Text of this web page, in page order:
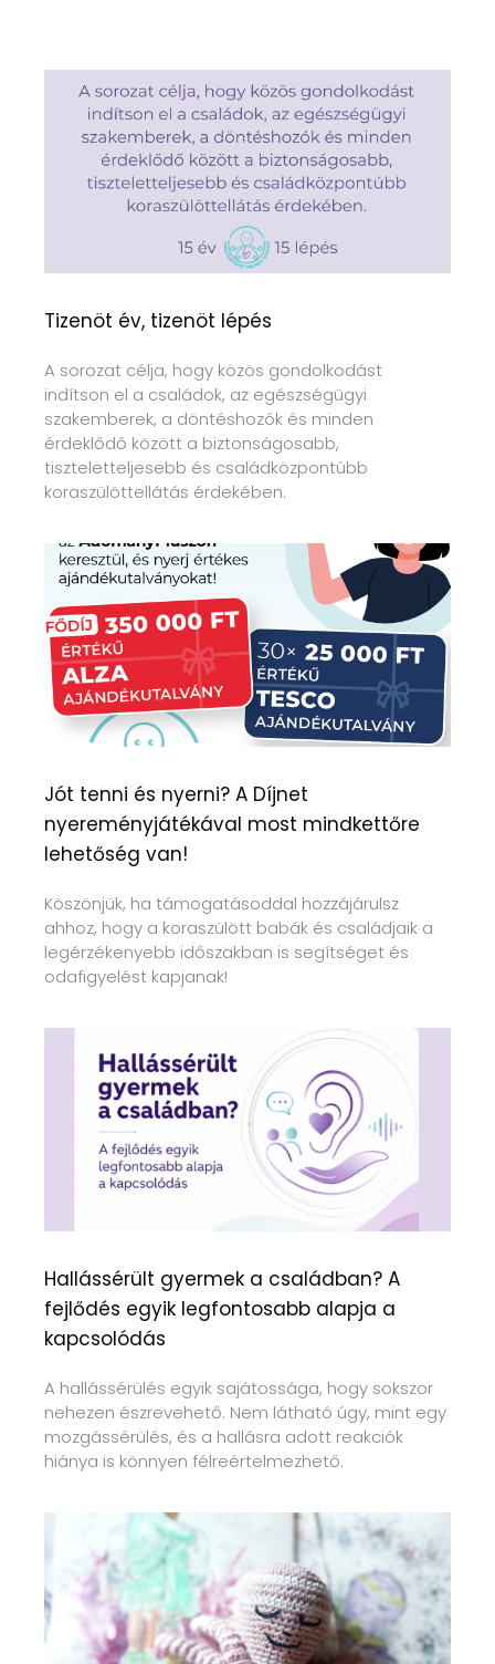
Tizenöt év, tizenöt lépés
A sorozat célja, hogy közös gondolkodást
indítson el a családok, az egészségügyi
szakemberek, a döntéshozók és minden
érdeklődő között a biztonságosabb,
tiszteletteljesebb és családközpontúbb
koraszülöttellátás érdekében.
Jót tenni és nyerni? A Díjnet
nyereményjátékával most mindkettőre
lehetőség van!
Köszönjük, ha támogatásoddal hozzájárulsz
ahhoz, hogy a koraszülött babák és családjaik a
legérzékenyebb időszakban is segítséget és
odafigyelést kapjanak!
Hallássérült gyermek a családban? A
fejlődés egyik legfontosabb alapja a
kapcsolódás
A hallássérülés egyik sajátossága, hogy sokszor
nehezen észrevehető. Nem látható úgy, mint egy
mozgássérülés, és a hallásra adott reakciók
hiánya is könnyen félreértelmezhető.